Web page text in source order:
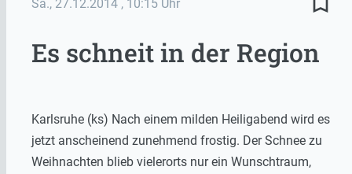
Sa., 27.12.2014 , 10:15 Uhr
Es schneit in der Region
Karlsruhe (ks) Nach einem milden Heiligabend wird es
jetzt anscheinend zunehmend frostig. Der Schnee zu
Weihnachten blieb vielerorts nur ein Wunschtraum,